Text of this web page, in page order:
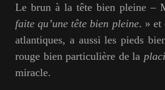
Le brun à la tête bien pleine –
faite qu’une tête bien pleine. » et
atlantiques, a aussi les pieds
rouge bien particulière de la
miracle.